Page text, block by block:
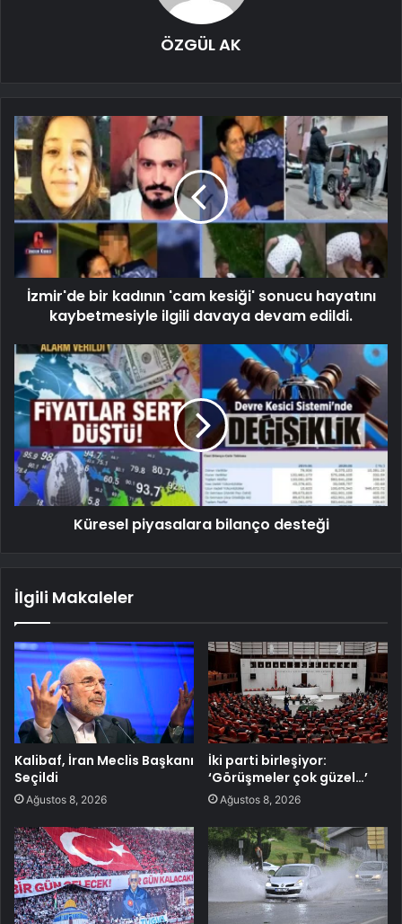
ÖZGÜL AK
İzmir'de bir kadının 'cam kesiği' sonucu hayatını
kaybetmesiyle ilgili davaya devam edildi.
Küresel piyasalara bilanço desteği
İlgili Makaleler
Kalibaf, İran Meclis Başkanı
Seçildi
Ağustos 8, 2026
İki parti birleşiyor:
‘Görüşmeler çok güzel…’
Ağustos 8, 2026